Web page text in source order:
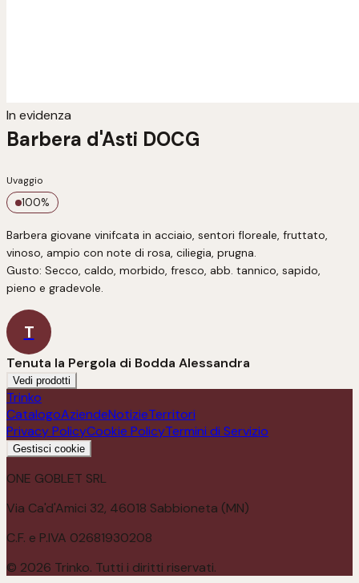
In evidenza
Barbera d'Asti DOCG
Uvaggio
100%
Barbera giovane vinifcata in acciaio, sentori floreale, fruttato,
vinoso, ampio con note di rosa, ciliegia, prugna.
Gusto: Secco, caldo, morbido, fresco, abb. tannico, sapido,
T
Tenuta la Pergola di Bodda Alessandra
Vedi prodotti
Trinko
CatalogoAziendeNotizieTerritori
Privacy PolicyCookie PolicyTermini di Servizio
Gestisci cookie
ONE GOBLET SRL
Via Ca'd'Amici 32, 46018 Sabbioneta (MN)
C.F. e P.IVA 02681930208
© 2026 Trinko. Tutti i diritti riservati.